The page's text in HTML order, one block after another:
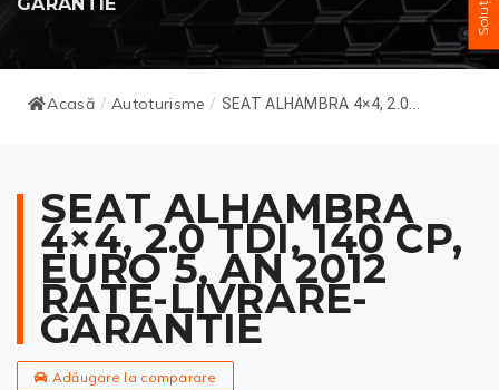
Acasă / Autoturisme / SEAT ALHAMBRA 4×4, 2.0...
SEAT ALHAMBRA
4×4, 2.0 TDI, 140 CP,
EURO 5, AN 2012
RATE-LIVRARE-
GARANTIE
Adăugare la comparare